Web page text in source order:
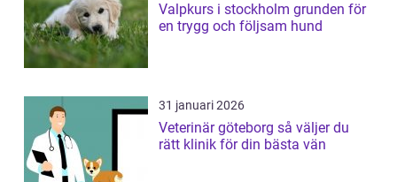
Valpkurs i stockholm grunden för
en trygg och följsam hund
31 januari 2026
Veterinär göteborg så väljer du
rätt klinik för din bästa vän